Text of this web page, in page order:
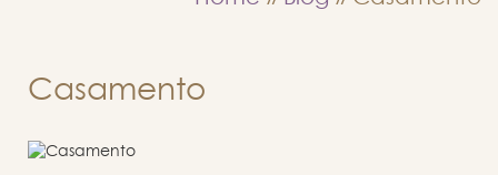
Casamento